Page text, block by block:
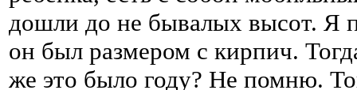
дошли до не бывалых высот. Я
он был размером с кирпич.
же это было году? Не помню.